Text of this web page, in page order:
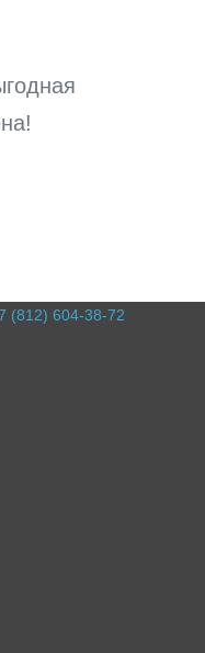
(812) 604-38-72